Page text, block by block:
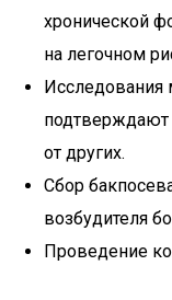
хронической
на легочном
подтверждают
от других.
Сбор
возбудителя
Проведение